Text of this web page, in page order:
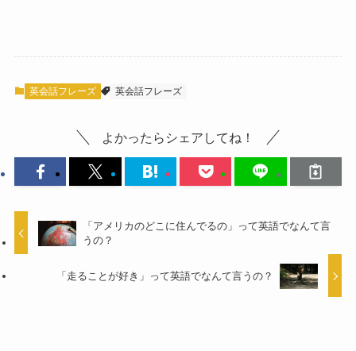
英会話フレーズ 英会話フレーズ
よかったらシェアしてね！
「アメリカのどこに住んでるの」って英語でなんて言
うの？
「走ることが好き」って英語でなんて言うの？